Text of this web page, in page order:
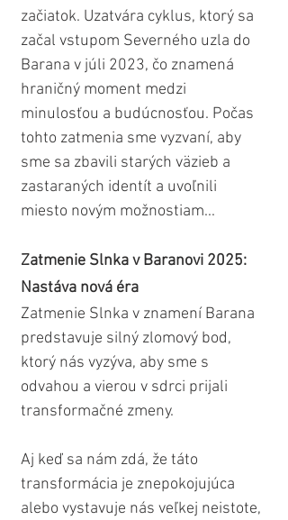
začiatok. Uzatvára cyklus, ktorý sa
začal vstupom Severného uzla do
Barana v júli 2023, čo znamená
hraničný moment medzi
minulosťou a budúcnosťou. Počas
tohto zatmenia sme vyzvaní, aby
sme sa zbavili starých väzieb a
zastaraných identít a uvoľnili
miesto novým možnostiam...
Zatmenie Slnka v Baranovi 2025:
Nastáva nová éra
Zatmenie Slnka v znamení Barana
predstavuje silný zlomový bod,
ktorý nás vyzýva, aby sme s
odvahou a vierou v sdrci prijali
transformačné zmeny.
Aj keď sa nám zdá, že táto
transformácia je znepokojujúca
alebo vystavuje nás veľkej neistote,